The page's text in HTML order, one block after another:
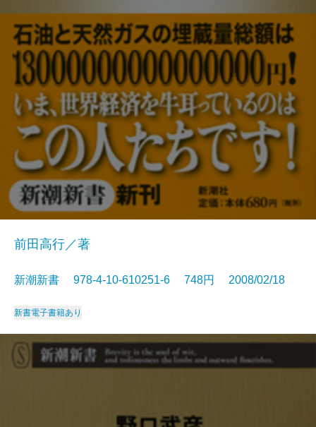
前田高行／著
新潮新書 978-4-10-610251-6 748円 2008/02/18
新書電子書籍あり